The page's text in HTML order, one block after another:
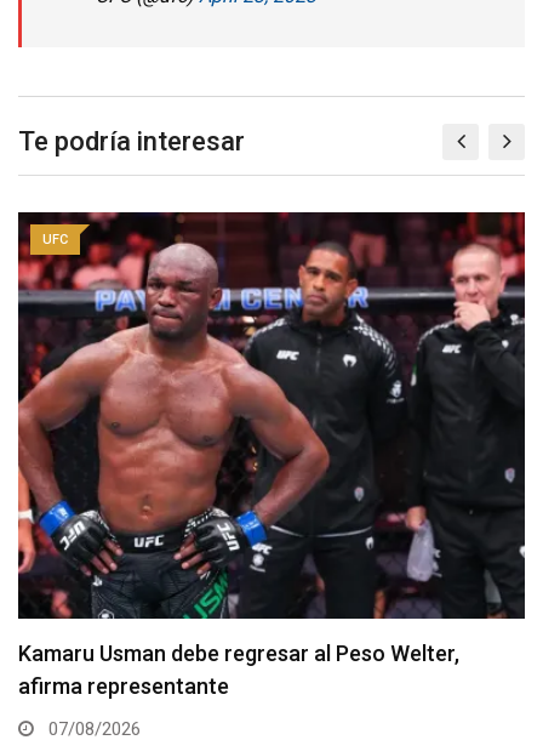
Te podría interesar
UFC
Resultados de los pesajes del UFC Vegas 120:
Gamrot hace peso para pelea con Salkilld
07/08/2026